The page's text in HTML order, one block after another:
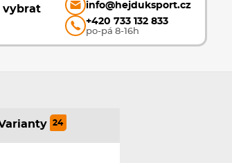
vybrat
info@hejduksport.cz
+420 733 132 833
po-pá 8-16h
24